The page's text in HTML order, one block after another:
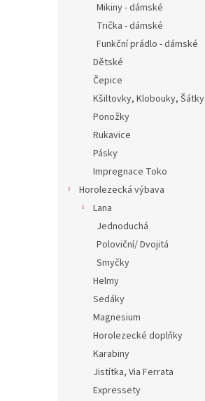
Mikiny - dámské
Trička - dámské
Funkční prádlo - dámské
Dětské
Čepice
Kšiltovky, Klobouky, Šátky
Ponožky
Rukavice
Pásky
Impregnace Toko
Horolezecká výbava
Lana
Jednoduchá
Poloviční/ Dvojitá
Smyčky
Helmy
Sedáky
Magnesium
Horolezecké doplňky
Karabiny
Jistítka, Via Ferrata
Expressety